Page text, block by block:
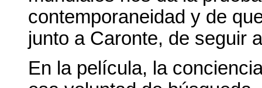
contemporaneidad y de
junto a Caronte, de seguir
En la película, la